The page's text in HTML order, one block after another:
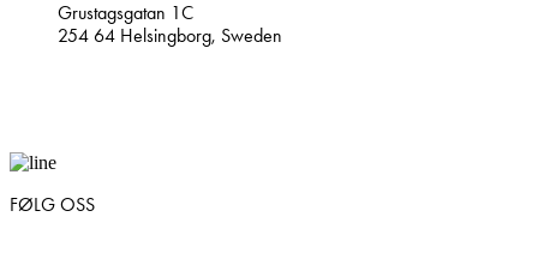
Grustagsgatan 1C
254 64 Helsingborg, Sweden
FØLG OSS